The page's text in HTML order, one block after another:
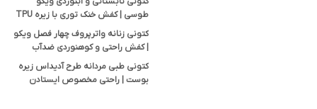
طوسی | کفش خنک توری با زیره TPU
ضدلغزش
کتونی زنانه واترپروف چهار فصل ویکو
| کفش راحتی و کوهنوردی ضدآب
Vicko
کتونی طبی مردانه طرح آدیداس زیره
بوست | راحتی مخصوص ایستادن